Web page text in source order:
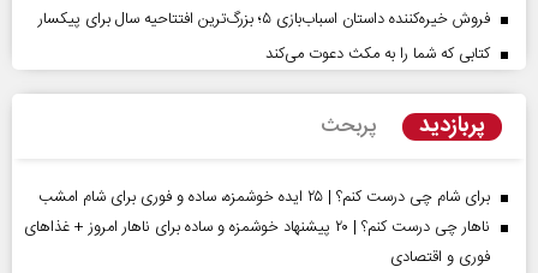
فروش خیره‌کننده داستان اسباب‌بازی ۵؛ بزرگ‌ترین افتتاحیه سال برای پیکسار
کتابی که شما را به مکث دعوت می‌کند
پربازدید پربحث
برای شام چی درست کنم؟ | ۲۵ ایده خوشمزه، ساده و فوری برای شام امشب
ناهار چی درست کنم؟ | ۲۰ پیشنهاد خوشمزه و ساده برای ناهار امروز + غذاهای
فوری و اقتصادی